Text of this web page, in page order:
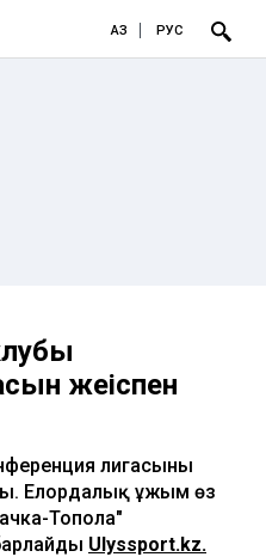
ҚАЗ РУС
жеңіспен
лигасының
Елордалық ұжым өз
Топола"
Ulyssport.kz.